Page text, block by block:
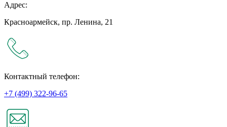
Адрес:
Красноармейск, пр. Ленина, 21
Контактный телефон:
+7 (499) 322-96-65